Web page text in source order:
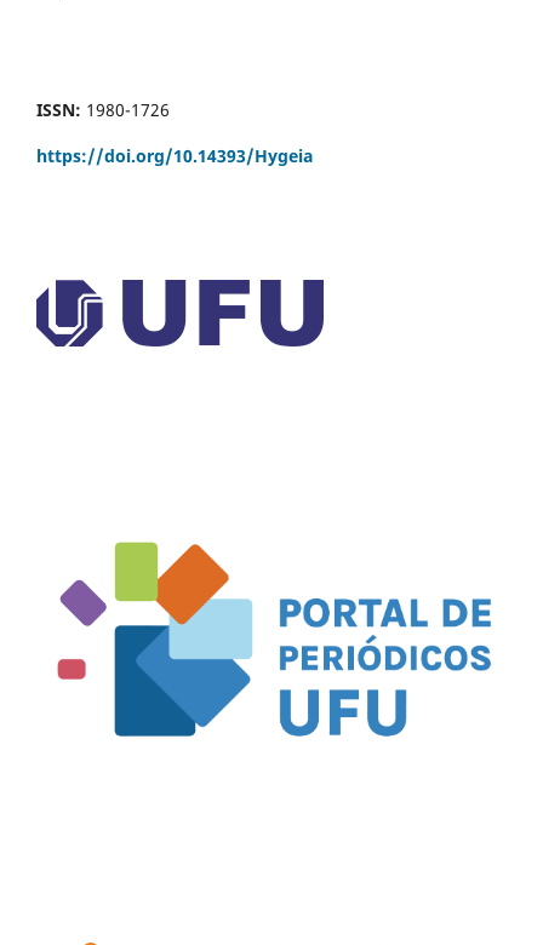
ISSN: 1980-1726
https://doi.org/10.14393/Hygeia